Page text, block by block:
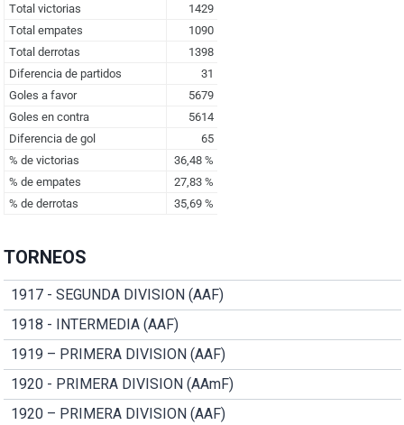
TORNEOS
1917 - SEGUNDA DIVISION (AAF)
1918 - INTERMEDIA (AAF)
1919 – PRIMERA DIVISION (AAF)
1920 - PRIMERA DIVISION (AAmF)
1920 – PRIMERA DIVISION (AAF)